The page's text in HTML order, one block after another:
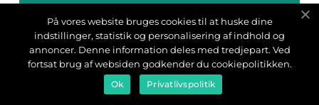
Cookies
Kontakta oss
Sitemap
På vores website bruges cookies til at huske dine
indstillinger, statistik og personalisering af indhold og
annoncer. Denne information deles med tredjepart. Ved
fortsat brug af websiden godkender du cookiepolitikken.
Ok Privatlivspolitik